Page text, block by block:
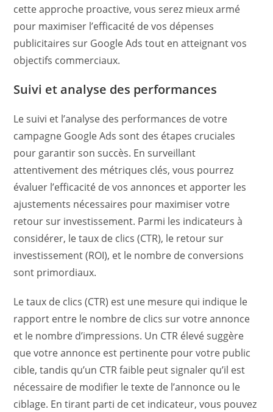
cette approche proactive, vous serez mieux armé
pour maximiser l’efficacité de vos dépenses
publicitaires sur Google Ads tout en atteignant vos
objectifs commerciaux.
Suivi et analyse des performances
Le suivi et l’analyse des performances de votre
campagne Google Ads sont des étapes cruciales
pour garantir son succès. En surveillant
attentivement des métriques clés, vous pourrez
évaluer l’efficacité de vos annonces et apporter les
ajustements nécessaires pour maximiser votre
retour sur investissement. Parmi les indicateurs à
considérer, le taux de clics (CTR), le retour sur
investissement (ROI), et le nombre de conversions
sont primordiaux.
Le taux de clics (CTR) est une mesure qui indique le
rapport entre le nombre de clics sur votre annonce
et le nombre d’impressions. Un CTR élevé suggère
que votre annonce est pertinente pour votre public
cible, tandis qu’un CTR faible peut signaler qu’il est
nécessaire de modifier le texte de l’annonce ou le
ciblage. En tirant parti de cet indicateur, vous pouvez